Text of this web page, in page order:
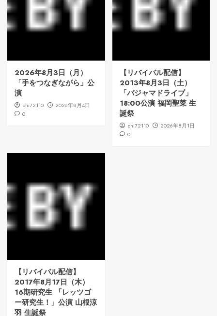
2026年8月3日（月）
「手をつなぎながら」公
演
phi72110
2026年8月4日
0
【リバイバル配信】
2013年8月3日（土）
「パジャマドライブ」
18:00公演 福岡聖菜 生
誕祭
phi72110
2026年8月1日
0
【リバイバル配信】
2017年8月17日（木）
16期研究生 「レッツゴ
ー研究生！」公演 山根涼
羽 生誕祭